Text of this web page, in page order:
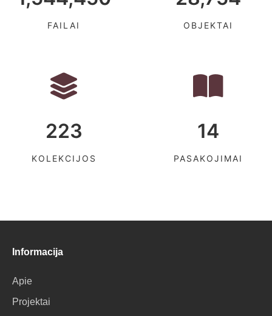
FAILAI OBJEKTAI
223
KOLEKCIJOS
14
PASAKOJIMAI
Informacija
Apie
Projektai